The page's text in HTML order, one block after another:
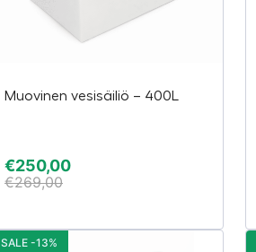
Muovinen vesisäiliö – 400L
€250,00
€269,00
SALE -13%